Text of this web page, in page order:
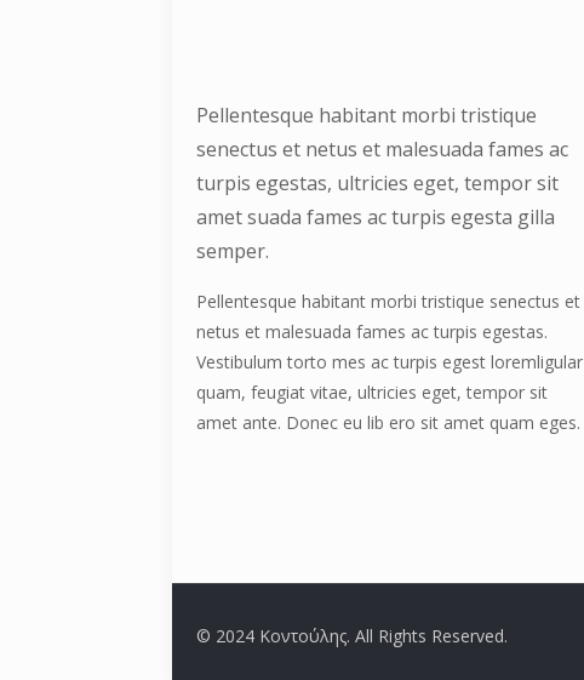
Pellentesque habitant morbi tristique
senectus et netus et malesuada fames ac
turpis egestas, ultricies eget, tempor sit
amet suada fames ac turpis egesta gilla
semper.
Pellentesque habitant morbi tristique senectus et
netus et malesuada fames ac turpis egestas.
Vestibulum torto mes ac turpis egest loremligular
quam, feugiat vitae, ultricies eget, tempor sit
amet ante. Donec eu lib ero sit amet quam eges.
© 2024 Κοντούλης. All Rights Reserved.